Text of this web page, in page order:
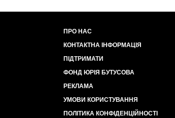
ПРО НАС
КОНТАКТНА ІНФОРМАЦІЯ
ПІДТРИМАТИ
ФОНД ЮРІЯ БУТУСОВА
РЕКЛАМА
УМОВИ КОРИСТУВАННЯ
ПОЛІТИКА КОНФІДЕНЦІЙНОСТІ